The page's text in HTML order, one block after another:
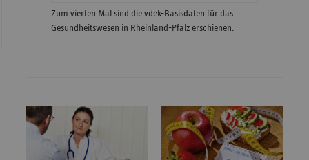
Zum vierten Mal sind die vdek-Basisdaten für das
Gesundheitswesen in Rheinland-Pfalz erschienen.